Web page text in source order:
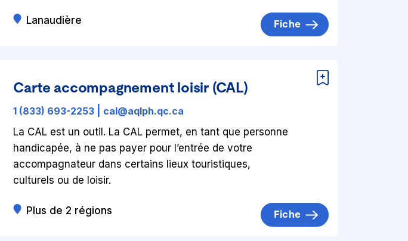
Lanaudière Fiche
Carte accompagnement loisir (CAL)
1 (833) 693-2253
cal@aqlph.qc.ca
La CAL est un outil. La CAL permet, en tant que personne
handicapée, à ne pas payer pour l’entrée de votre
accompagnateur dans certains lieux touristiques,
culturels ou de loisir.
Plus de 2 régions Fiche